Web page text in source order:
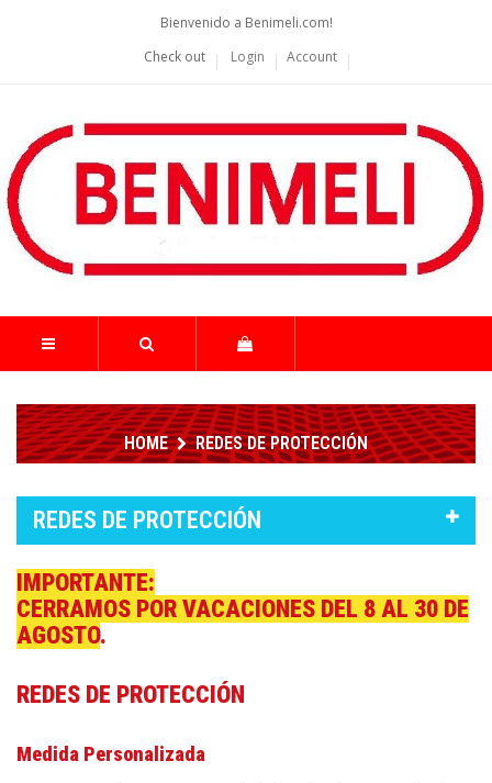
Bienvenido a Benimeli.com!
Check out
Login Account
HOME REDES DE PROTECCIÓN
REDES DE PROTECCIÓN
IMPORTANTE:
CERRAMOS POR VACACIONES DEL 8 AL 30 DE
AGOSTO.
REDES DE PROTECCIÓN
Medida Personalizada